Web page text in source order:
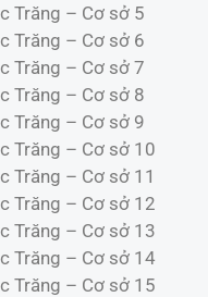
Trăng – Cơ sở 5
Trăng – Cơ sở 6
Trăng – Cơ sở 7
Trăng – Cơ sở 8
Trăng – Cơ sở 9
Trăng – Cơ sở 10
Trăng – Cơ sở 11
Trăng – Cơ sở 12
Trăng – Cơ sở 13
Trăng – Cơ sở 14
Trăng – Cơ sở 15